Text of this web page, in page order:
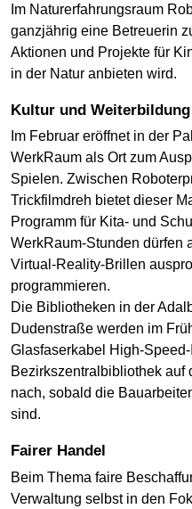
Im Naturerfahrungsraum
ganzjährig eine Betreuerin
Aktionen und Projekte für
in der Natur anbieten wird.
Kultur und Weiterbildung
Im Februar eröffnet in der
WerkRaum als Ort zum
Spielen. Zwischen
Trickfilmdreh bietet dieser
Programm für Kita- und
WerkRaum-Stunden dürfen
Virtual-Reality-Brillen
programmieren.
Die Bibliotheken in der
Dudenstraße werden im
Glasfaserkabel High-
Bezirkszentralbibliothek auf
nach, sobald die
sind.
Fairer Handel
Beim Thema faire
Verwaltung selbst in den